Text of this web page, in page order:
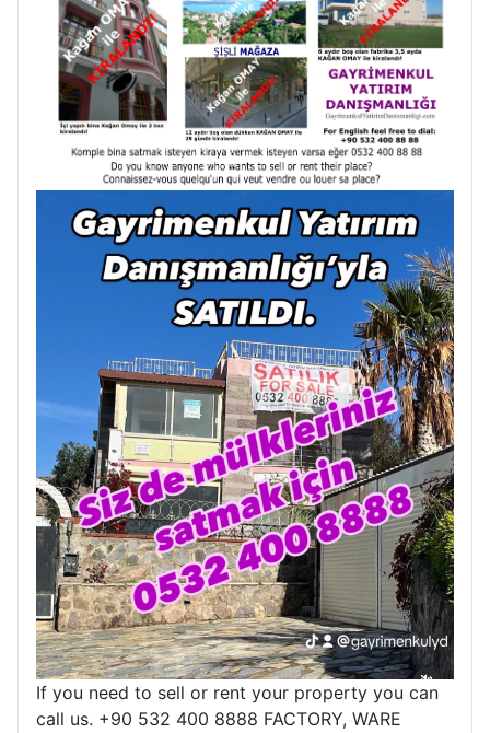
If you need to sell or rent your property you can
call us. +90 532 400 8888 FACTORY, WARE